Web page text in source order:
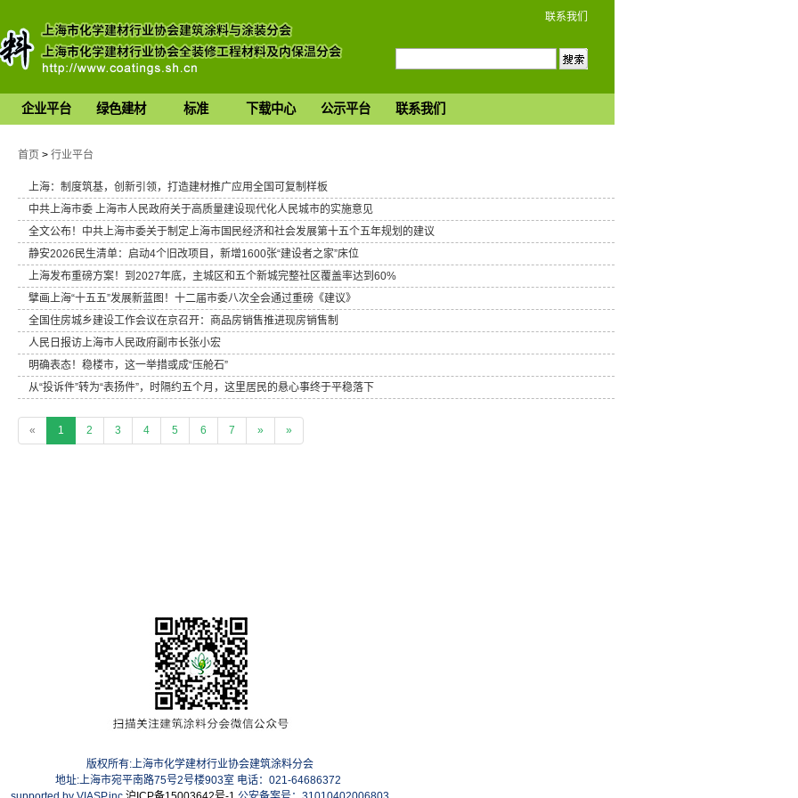
联系我们
企业平台 绿色建材 标准 下载中心 公示平台 联系我们
首页 > 行业平台
上海：制度筑基，创新引领，打造建材推广应用全国可复制样板
中共上海市委 上海市人民政府关于高质量建设现代化人民城市的实施意见
全文公布！中共上海市委关于制定上海市国民经济和社会发展第十五个五年规划的建议
静安2026民生清单：启动4个旧改项目，新增1600张“建设者之家”床位
上海发布重磅方案！到2027年底，主城区和五个新城完整社区覆盖率达到60%
擘画上海“十五五”发展新蓝图！十二届市委八次全会通过重磅《建议》
全国住房城乡建设工作会议在京召开：商品房销售推进现房销售制
人民日报访上海市人民政府副市长张小宏
明确表态！稳楼市，这一举措或成“压舱石”
从“投诉件”转为“表扬件”，时隔约五个月，这里居民的悬心事终于平稳落下
« 1 2 3 4 5 6 7 » »
版权所有:上海市化学建材行业协会建筑涂料分会
地址:上海市宛平南路75号2号楼903室 电话：021-64686372